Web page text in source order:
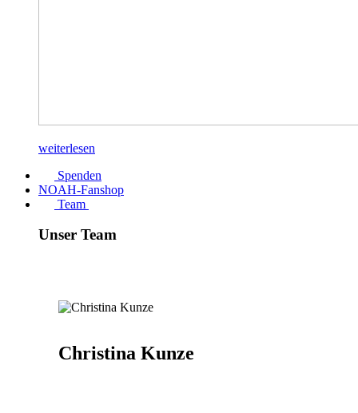
weiterlesen
Spenden
NOAH-Fanshop
Team
Unser Team
Christina Kunze